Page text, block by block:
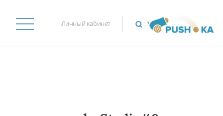
Личный кабинет